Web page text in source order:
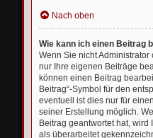
Nach oben
Wie kann ich einen Beitrag
Wenn Sie nicht
nur Ihre eigenen Beiträge
können einen Beitrag
Beitrag“-Symbol für den
eventuell ist dies nur für
seiner Erstellung möglich.
Beitrag geantwortet hat,
als überarbeitet